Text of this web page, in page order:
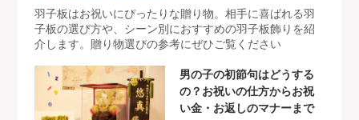
羽子板はお祝いにぴったりな贈り物。相手に喜ばれる羽
子板の選び方や、シーン別におすすめの羽子板飾りを紹
介します。贈り物選びの参考にぜひご覧ください
男の子の初節句はどうする
の？お祝いの仕方からお祝
い金・お返しのマナーまで